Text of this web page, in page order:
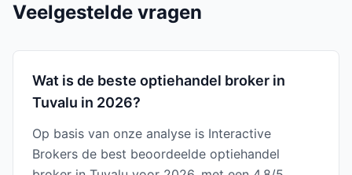
Veelgestelde vragen
Wat is de beste optiehandel broker in
Tuvalu in 2026?
Op basis van onze analyse is Interactive
Brokers de best beoordeelde optiehandel